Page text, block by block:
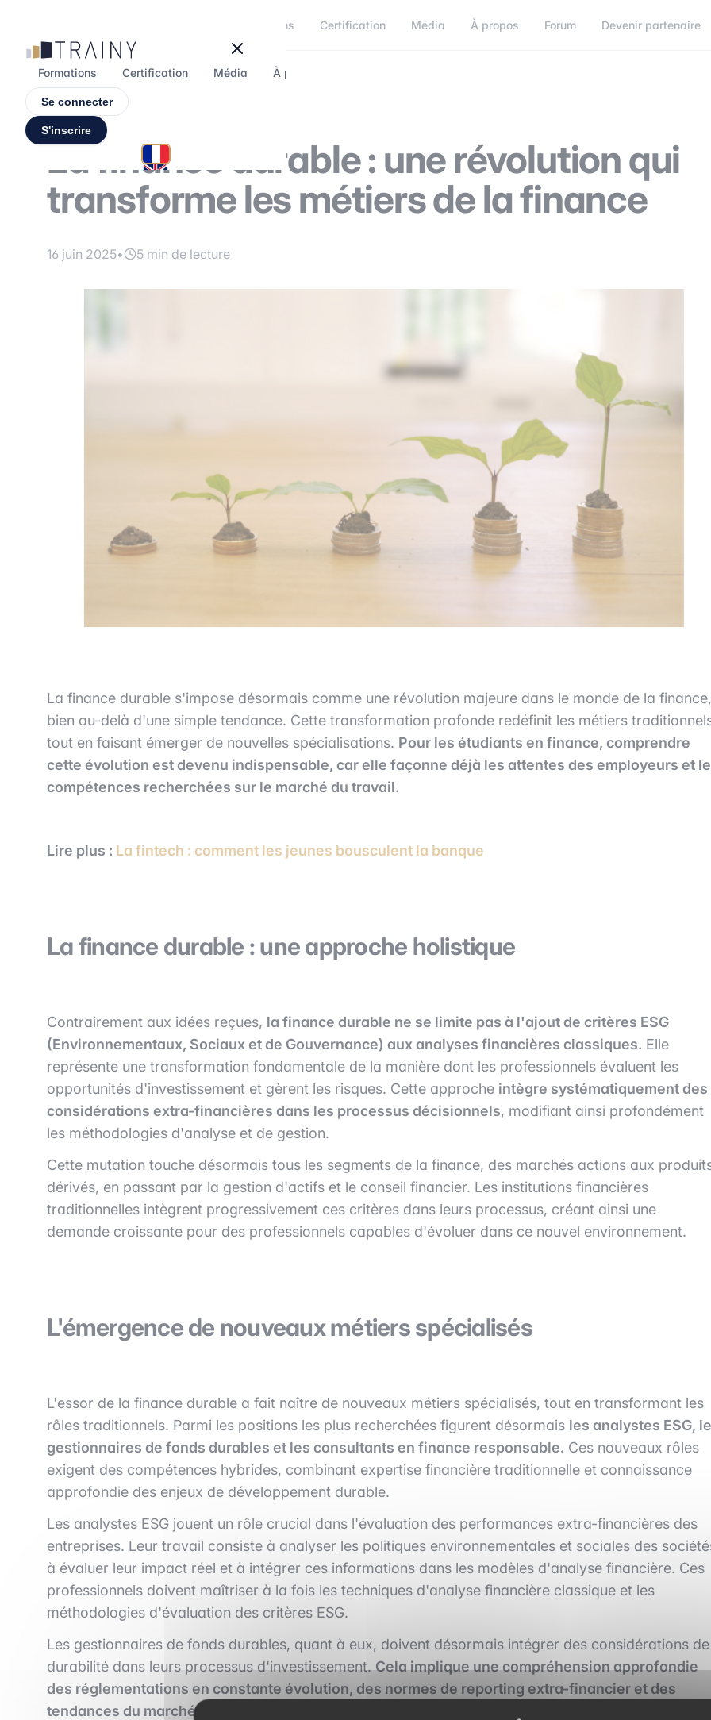
Formations Certification Média À propos Forum Devenir partenaire
Formations Certification Média À propos
Se connecter
S'inscrire
La finance durable : une révolution qui
transforme les métiers de la finance
16 juin 2025• 5 min de lecture
La finance durable s'impose désormais comme une révolution majeure dans le monde de la finance,
bien au-delà d'une simple tendance. Cette transformation profonde redéfinit les métiers
tout en faisant émerger de nouvelles spécialisations. Pour les étudiants en finance, comprendre
cette évolution est devenu indispensable, car elle façonne déjà les attentes des employeurs et
compétences recherchées sur le marché du travail.
Lire plus : La fintech : comment les jeunes bousculent la banque
La finance durable : une approche holistique
Contrairement aux idées reçues, la finance durable ne se limite pas à l'ajout de critères ESG
(Environnementaux, Sociaux et de Gouvernance) aux analyses financières classiques. Elle
représente une transformation fondamentale de la manière dont les professionnels évaluent les
opportunités d'investissement et gèrent les risques. Cette approche intègre systématiquement des
considérations extra-financières dans les processus décisionnels, modifiant ainsi profondément
les méthodologies d'analyse et de gestion.
Cette mutation touche désormais tous les segments de la finance, des marchés actions aux
dérivés, en passant par la gestion d'actifs et le conseil financier. Les institutions financières
traditionnelles intègrent progressivement ces critères dans leurs processus, créant ainsi une
demande croissante pour des professionnels capables d'évoluer dans ce nouvel environnement.
L'émergence de nouveaux métiers spécialisés
L'essor de la finance durable a fait naître de nouveaux métiers spécialisés, tout en transformant les
rôles traditionnels. Parmi les positions les plus recherchées figurent désormais les analystes ESG,
gestionnaires de fonds durables et les consultants en finance responsable. Ces nouveaux rôles
exigent des compétences hybrides, combinant expertise financière traditionnelle et connaissance
approfondie des enjeux de développement durable.
Les analystes ESG jouent un rôle crucial dans l'évaluation des performances extra-financières des
entreprises. Leur travail consiste à analyser les politiques environnementales et sociales des
à évaluer leur impact réel et à intégrer ces informations dans les modèles d'analyse financière. Ces
professionnels doivent maîtriser à la fois les techniques d'analyse financière classique et les
méthodologies d'évaluation des critères ESG.
Les gestionnaires de fonds durables, quant à eux, doivent désormais intégrer des considérations de
durabilité dans leurs processus d'investissement.Cela implique une compréhension approfondie
des réglementations en constante évolution, des normes de reporting extra-financier et des
tendances du marché en matière de durabilité.